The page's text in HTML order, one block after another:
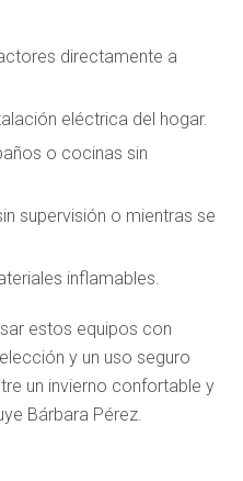
directamente a
eléctrica del hogar.
o cocinas sin
supervisión o mientras se
inflamables.
estos equipos con
y un uso seguro
un invierno confortable y
Bárbara Pérez.